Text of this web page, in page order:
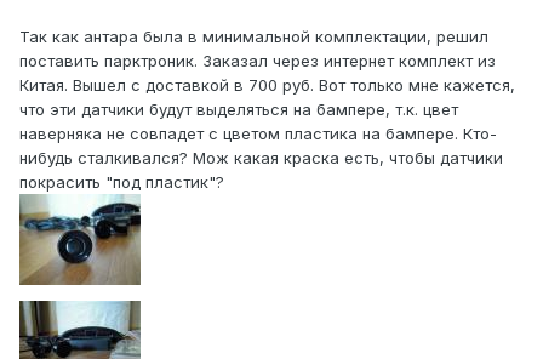
Так как антара была в минимальной комплектации, решил
поставить парктроник. Заказал через интернет комплект из
Китая. Вышел с доставкой в 700 руб. Вот только мне кажется,
что эти датчики будут выделяться на бампере, т.к. цвет
наверняка не совпадет с цветом пластика на бампере. Кто-
нибудь сталкивался? Мож какая краска есть, чтобы датчики
покрасить "под пластик"?